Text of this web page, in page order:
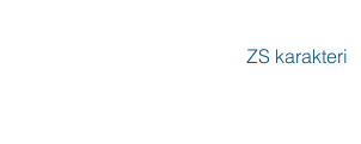
ZS karakteri